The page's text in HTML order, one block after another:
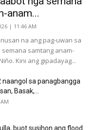
anam...
| 11:46 AM
na ang pag-uwan sa
samtang anam-
Kini ang gipadayag...
sa panagbangga
Basak,...
buot susihon ang flood